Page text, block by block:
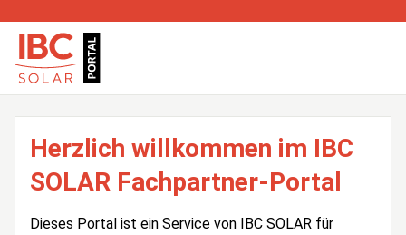
Herzlich willkommen im IBC
SOLAR Fachpartner-Portal
Dieses Portal ist ein Service von IBC SOLAR für